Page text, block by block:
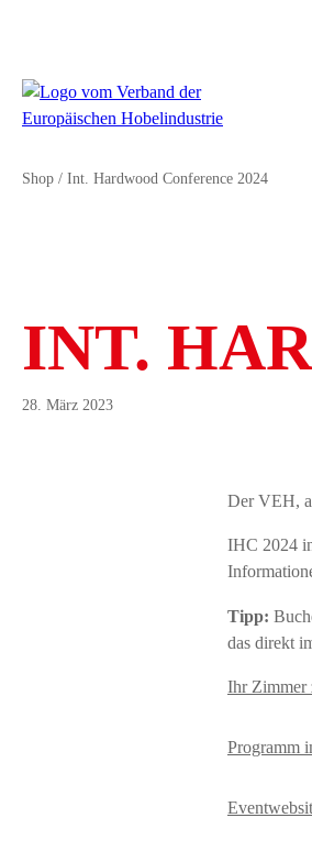
Shop / Int. Hardwood Conference 2024
INT.
28. März 2023
Der VEH,
IHC 2024
Tipp:
das direkt
Ihr Zimmer
Programm